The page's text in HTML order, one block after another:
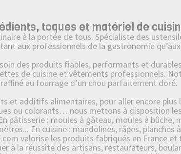
toques et matériel de
à la portée de tous. Spécialiste des
aux professionnels de la gastronomie
des produits fiables, performants et
de cuisine et vêtements professionnels.
au fourrage d’un chou parfaitement doré.
et additifs alimentaires, pour aller encore plus
ou colorants… nous mettons à disposition
pâtisserie : moules à gâteau, moules à bûche,
En cuisine : mandolines, râpes, planches
valorise les produits fabriqués en France
à la réussite des artisans, restaurateurs,